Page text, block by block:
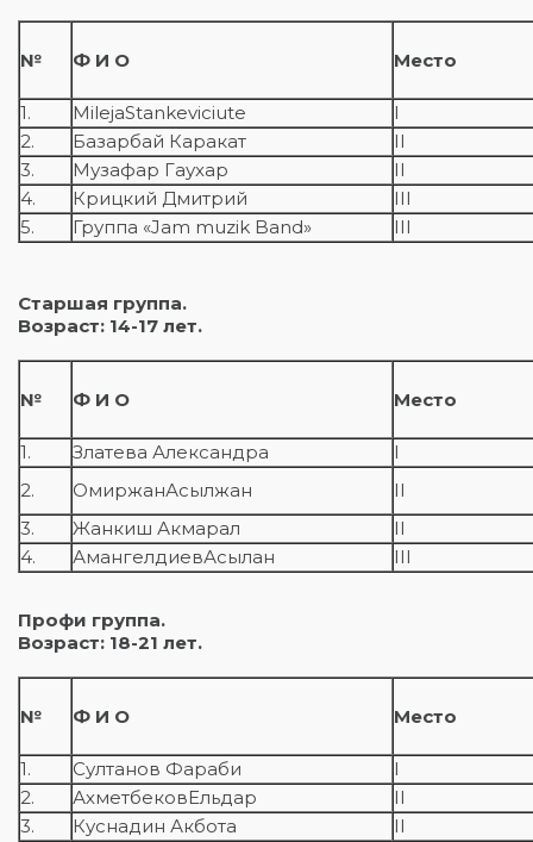
№ Ф И О Место
1. MilejaStankeviciute
I
2.
Базарбай Каракат
II
3.
Музафар Гаухар
II
4.
Крицкий Дмитрий
III
5.
Группа «Jam muzik Band» III
Старшая группа.
Возраст: 14-17 лет.
№ Ф И О Место
1. Златева Александра
I
2.
ОмиржанАсылжан
II
3.
Жанкиш Акмарал
II
4.
АмангелдиевАсылан III
Профи группа.
Возраст: 18-21 лет.
№ Ф И О Место
1. Султанов Фараби
I
2.
АхметбековЕльдар
II
3.
Куснадин Акбота
II